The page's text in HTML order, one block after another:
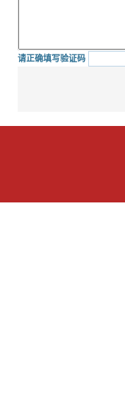
请正确填写验证码